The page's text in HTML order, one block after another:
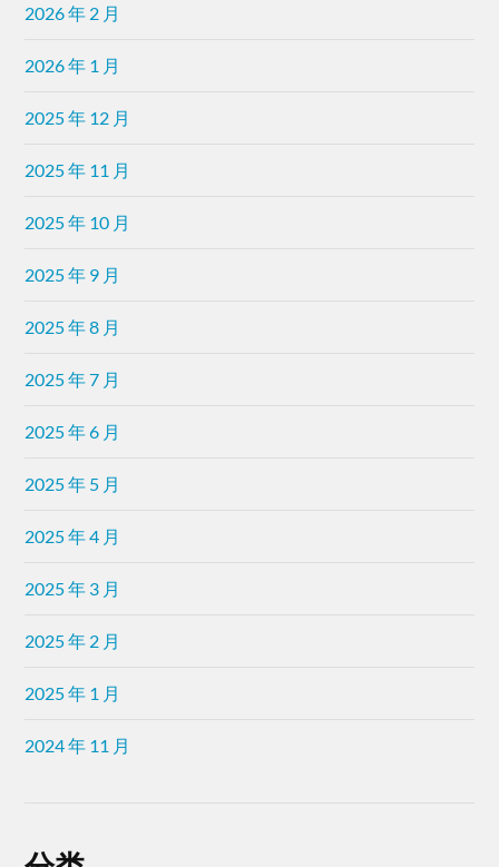
2026 年 2 月
2026 年 1 月
2025 年 12 月
2025 年 11 月
2025 年 10 月
2025 年 9 月
2025 年 8 月
2025 年 7 月
2025 年 6 月
2025 年 5 月
2025 年 4 月
2025 年 3 月
2025 年 2 月
2025 年 1 月
2024 年 11 月